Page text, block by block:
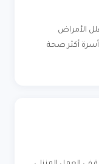
الأمراض
أكثر صحة